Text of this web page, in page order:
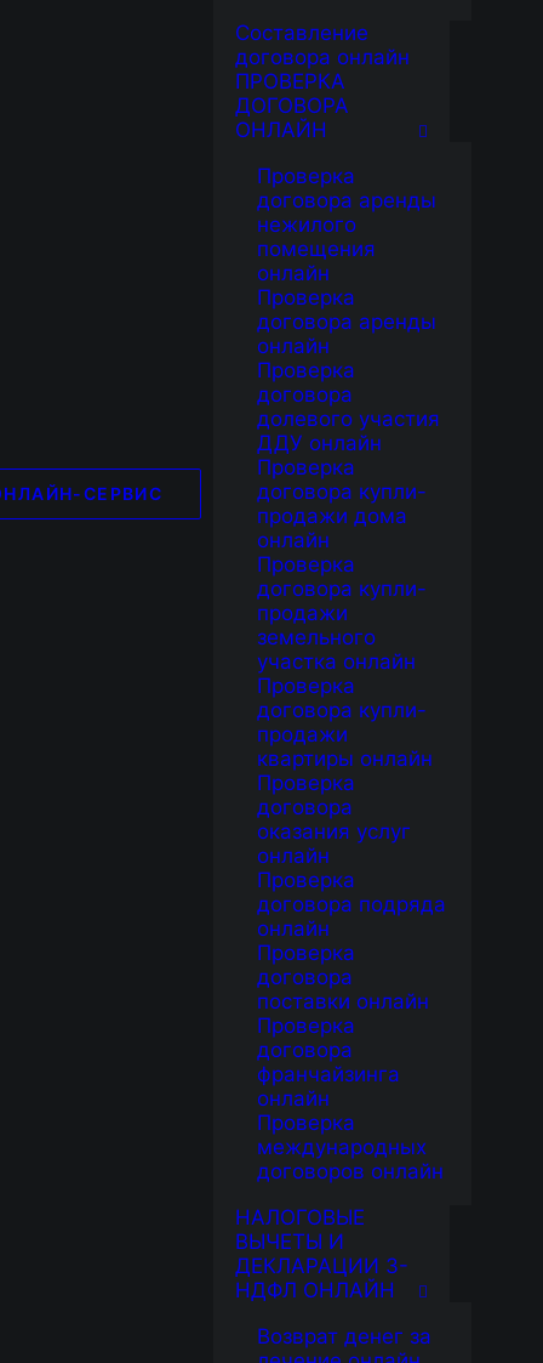
СЕРВИС
Составление
договора онлайн
ПРОВЕРКА
ДОГОВОРА
ОНЛАЙН
Проверка
договора аренды
нежилого
помещения
онлайн
Проверка
договора аренды
онлайн
Проверка
договора
долевого участия
ДДУ онлайн
Проверка
договора купли-
продажи дома
онлайн
Проверка
договора купли-
продажи
земельного
участка онлайн
Проверка
договора купли-
продажи
квартиры онлайн
Проверка
договора
оказания услуг
онлайн
Проверка
договора подряда
онлайн
Проверка
договора
поставки онлайн
Проверка
договора
франчайзинга
онлайн
Проверка
международных
договоров онлайн
НАЛОГОВЫЕ
ВЫЧЕТЫ И
ДЕКЛАРАЦИИ 3-
НДФЛ ОНЛАЙН
Возврат денег за